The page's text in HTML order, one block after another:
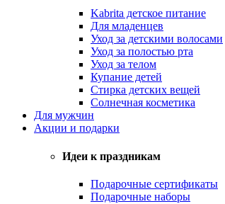
Kabrita детское питание
Для младенцев
Уход за детскими волосами
Уход за полостью рта
Уход за телом
Купание детей
Стирка детских вещей
Солнечная косметика
Для мужчин
Акции и подарки
Идеи к праздникам
Подарочные сертификаты
Подарочные наборы